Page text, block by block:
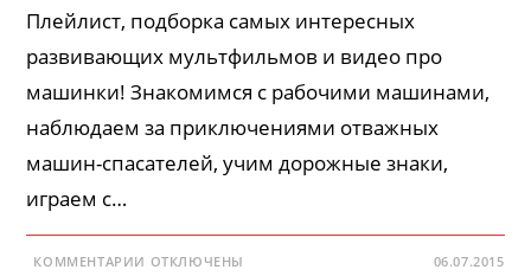
Плейлист, подборка самых интересных
развивающих мультфильмов и видео про
машинки! Знакомимся с рабочими машинами,
наблюдаем за приключениями отважных
машин-спасателей, учим дорожные знаки,
играем с…
КОММЕНТАРИИ КОТКЛЮЧЕНЫ 06.07.2015